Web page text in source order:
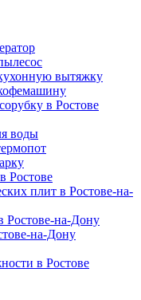
вытяжку
в Ростове
воды
Ростове
плит в Ростове-на-
Ростове-на-Дону
на-Дону
в Ростове